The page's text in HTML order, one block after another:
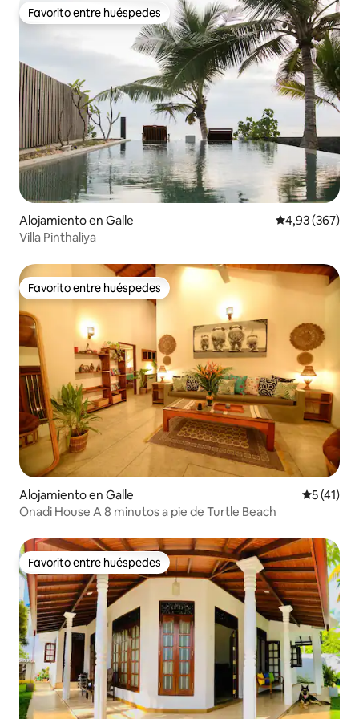
Favorito entre huéspedes
Favorito entre huéspedes
Alojamiento en Galle Calificación
4,93 (367)
Villa Pinthaliya
Favorito entre huéspedes
Favorito entre huéspedes
Alojamiento en Galle
5 (41)
Onadi House A 8 minutos a pie de Turtle Beach
Favorito entre huéspedes
Favorito entre huéspedes